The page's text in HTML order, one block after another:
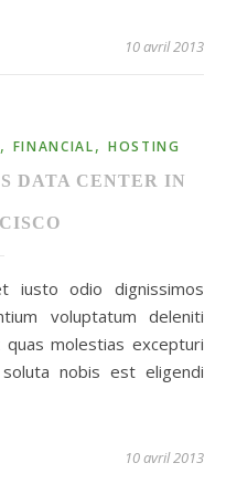
10 avril 2013
, FINANCIAL, HOSTING
DATA CENTER IN
voluptatum deleniti
molestias excepturi
nobis est eligendi
10 avril 2013